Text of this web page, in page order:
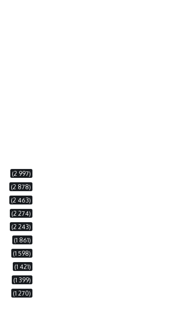
(2 997)
(2 878)
(2 463)
(2 274)
(2 243)
(1 861)
(1 598)
(1 421)
(1 399)
(1 270)